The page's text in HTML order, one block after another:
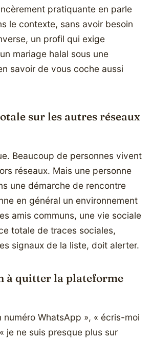
pratiquante en parle
le contexte, sans avoir besoin
un profil qui exige
mariage halal sous une
savoir de vous coche aussi
sur les autres réseaux
Beaucoup de personnes vivent
réseaux. Mais une personne
une démarche de rencontre
en général un environnement
amis communs, une vie sociale
totale de traces sociales,
signaux de la liste, doit alerter.
à quitter la plateforme
numéro WhatsApp », « écris-moi
je ne suis presque plus sur